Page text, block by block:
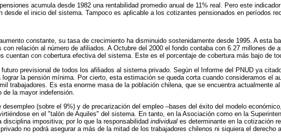
acumula desde 1982 una rentabilidad promedio anual de 11% real. Pero este
el inicio del sistema. Tampoco es aplicable a los cotizantes pensionados en períodos
constante, su tasa de crecimiento ha disminuido sostenidamente desde 1995. A esta
con relación al número de afiliados. A Octubre del 2000 el fondo contaba con 6.27 millones
con cobertura efectiva del sistema. Este es el porcentaje de cobertura más bajo de
previsional de todos los afiliados al sistema privado. Según el Informe del PNUD ya
la pensión mínima. Por cierto, esta estimación se queda corta cuando consideramos el
trabajadores. Es esta enorme masa de la población chilena, que se encuentra actualmente
la mayor indefensión.
(sobre el 9%) y de precarización del empleo –bases del éxito del modelo
en el "talón de Aquiles" del sistema. En tanto, en la Asociación como en la
impositiva; por lo que la responsabilidad individual es determinante en la cotización
no podrá asegurar a más de la mitad de los trabajadores chilenos ni siquiera el derecho